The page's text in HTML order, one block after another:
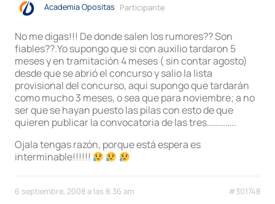
Academia Opositas Participante
No me digas!!! De donde salen los rumores?? Son
fiables??.Yo supongo que si con auxilio tardaron 5
meses y en tramitación 4 meses ( sin contar agosto)
desde que se abrió el concurso y salio la lista
provisional del concurso, aqui supongo que tardarán
como mucho 3 meses, o sea que para noviembre; a no
ser que se hayan puesto las pilas con esto de que
quieren publicar la convocatoria de las tres…………..
Ojala tengas razón, porque está espera es
interminable!!!!!!
6 septiembre, 2008 a las 8:36 am #301748